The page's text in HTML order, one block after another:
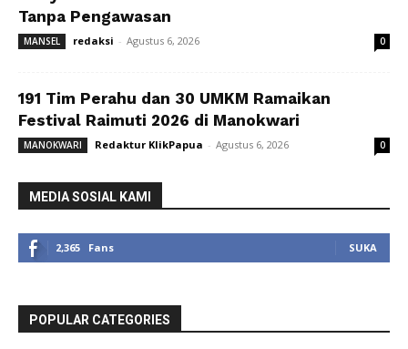
Tanpa Pengawasan
MANSEL redaksi - Agustus 6, 2026 0
191 Tim Perahu dan 30 UMKM Ramaikan
Festival Raimuti 2026 di Manokwari
MANOKWARI Redaktur KlikPapua - Agustus 6, 2026 0
MEDIA SOSIAL KAMI
2,365 Fans SUKA
POPULAR CATEGORIES